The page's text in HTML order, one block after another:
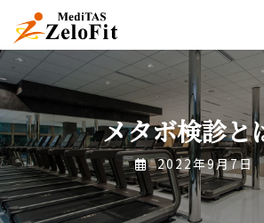
ン
ツ
へ
ス
キ
ッ
プ
ー
シ
ョ
ン
に
移
動
メタボ検診と
2022年9月7日